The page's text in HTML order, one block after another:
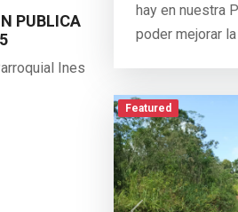
PUBLICA
Ines
hay en nuestra
poder mejorar la
Featured